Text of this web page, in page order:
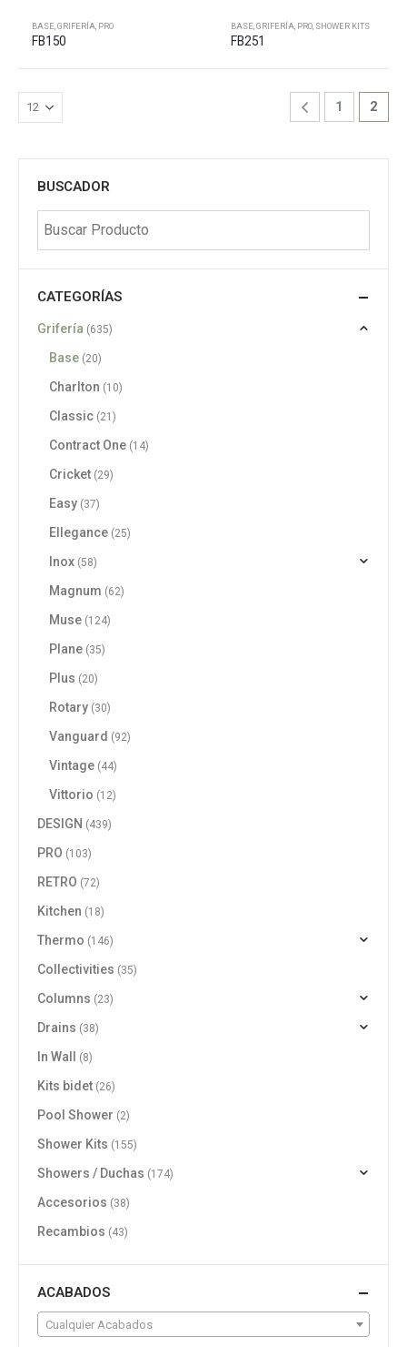
BASE GRIFERÍA PRO
FB150
BASE GRIFERÍA PRO SHOWER KITS
FB251
1 2
BUSCADOR
CATEGORÍAS
Grifería (635)
Base (20)
Charlton (10)
Classic (21)
Contract One (14)
Cricket (29)
Easy (37)
Ellegance (25)
Inox (58)
Magnum (62)
Muse (124)
Plane (35)
Plus (20)
Rotary (30)
Vanguard (92)
Vintage (44)
Vittorio (12)
DESIGN (439)
PRO (103)
RETRO (72)
Kitchen (18)
Thermo (146)
Collectivities (35)
Columns (23)
Drains (38)
In Wall (8)
Kits bidet (26)
Pool Shower (2)
Shower Kits (155)
Showers / Duchas (174)
Accesorios (38)
Recambios (43)
ACABADOS
Cualquier Acabados